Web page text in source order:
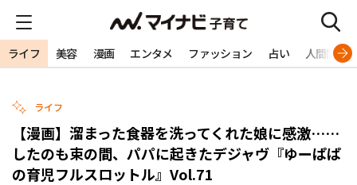
ライフ 美容 漫画 エンタメ ファッション 占い 人間関係
ライフ
【漫画】溜まった食器を洗ってくれた娘に感激……
したのも束の間、パパに起きたデジャヴ『ゆーぱぱ
の育児フルスロットル』Vol.71